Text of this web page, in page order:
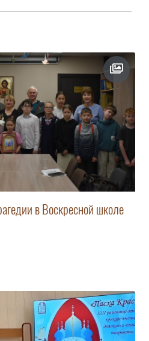
в Воскресной школе